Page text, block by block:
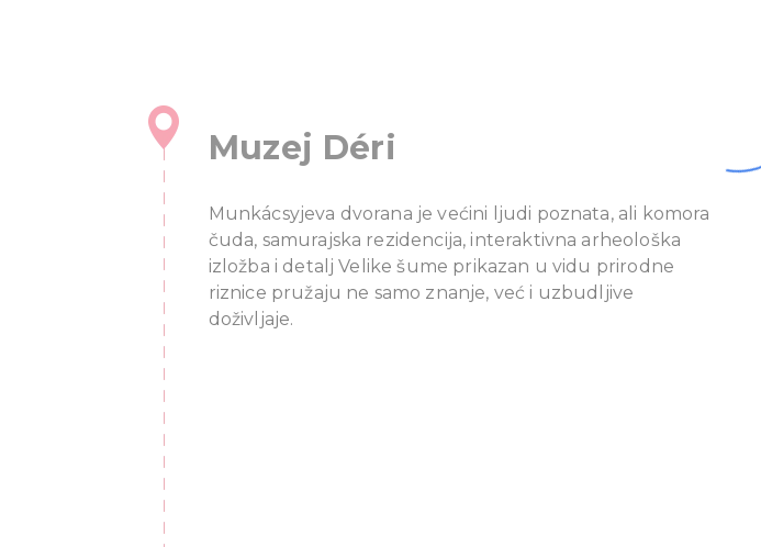
Muzej Déri
Munkácsyjeva dvorana je većini ljudi poznata, ali komora
čuda, samurajska rezidencija, interaktivna arheološka
izložba i detalj Velike šume prikazan u vidu prirodne
riznice pružaju ne samo znanje, već i uzbudljive
doživljaje.